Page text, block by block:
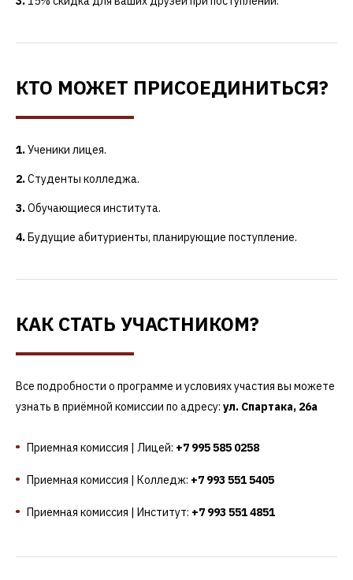
КТО МОЖЕТ ПРИСОЕДИНИТЬСЯ?
Ученики лицея.
Студенты колледжа.
Обучающиеся института.
Будущие абитуриенты, планирующие поступление.
КАК СТАТЬ УЧАСТНИКОМ?
Все подробности о программе и условиях участия вы можете
узнать в приёмной комиссии по адресу: ул. Спартака, 26а
Приемная комиссия | Лицей: +7 995 585 0258
Приемная комиссия | Колледж: +7 993 551 5405
Приемная комиссия | Институт: +7 993 551 4851